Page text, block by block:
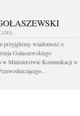
przyjęliśmy wiadomość o
Gołaszewskiego
w Ministerstwie Komunikacji w